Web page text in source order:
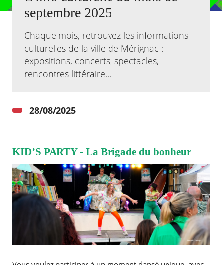
Actualités
Kiosque
Espace de services en ligne
septembre 2025
Chaque mois, retrouvez les informations
culturelles de la ville de Mérignac :
expositions, concerts, spectacles,
rencontres littéraire...
28/08/2025
KID’S PARTY - La Brigade du bonheur